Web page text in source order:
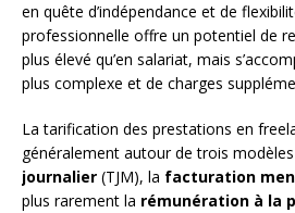
en quête d’indépendance et de
professionnelle offre un potentiel de
plus élevé qu’en salariat, mais
plus complexe et de charges
La tarification des prestations en
généralement autour de trois
journalier (TJM), la facturation
plus rarement la rémunération à la